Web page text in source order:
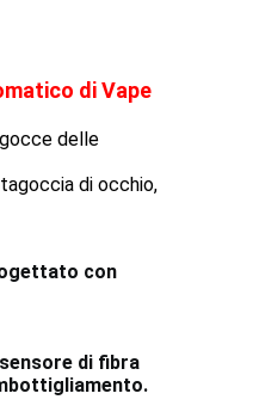
di Vape
delle
di occhio,
con
di fibra